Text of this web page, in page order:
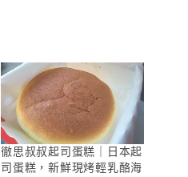
徹思叔叔起司蛋糕｜日本起
司蛋糕，新鮮現烤輕乳酪海